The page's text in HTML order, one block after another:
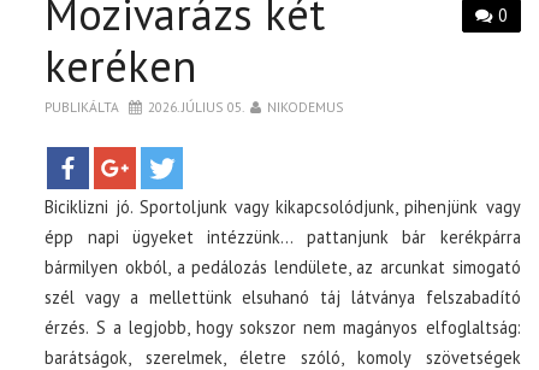
PÓLÓ RENDELÉS
0
Mozivarázs két
keréken
PUBLIKÁLTA 2026. JÚLIUS 05. NIKODEMUS
Biciklizni jó. Sportoljunk vagy kikapcsolódjunk, pihenjünk vagy
épp napi ügyeket intézzünk… pattanjunk bár kerékpárra
bármilyen okból, a pedálozás lendülete, az arcunkat simogató
szél vagy a mellettünk elsuhanó táj látványa felszabadító
érzés. S a legjobb, hogy sokszor nem magányos elfoglaltság:
barátságok, szerelmek, életre szóló, komoly szövetségek